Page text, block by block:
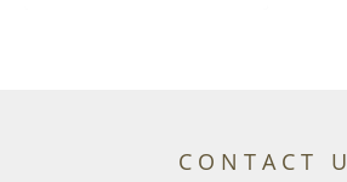
C O N T A C T